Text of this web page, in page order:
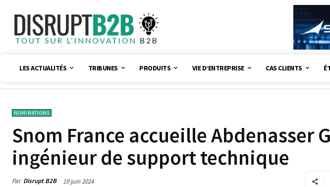
LES ACTUALITÉS TRIBUNES PRODUITS VIE D’ENTREPRISE CAS CLIENTS
NOMINATIONS
Snom France accueille Abdenasser
ingénieur de support technique
Par Disrupt B2B 19 juin 2024